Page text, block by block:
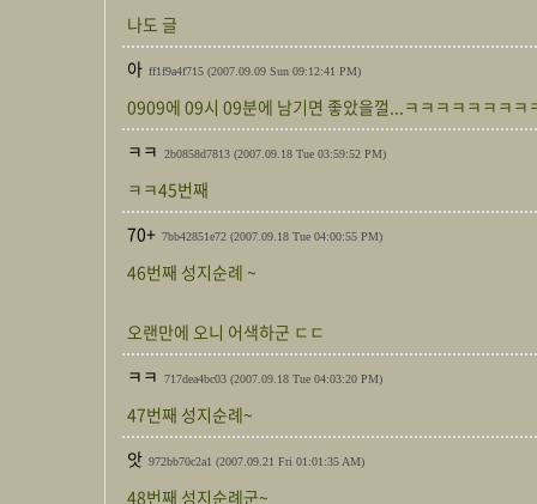
나도 글
아 ff1f9a4f715 (2007.09.09 Sun 09:12:41 PM)
0909에 09시 09분에 남기면 좋았을껄...ㅋㅋㅋㅋㅋㅋㅋㅋ
ㅋㅋ
2b0858d7813 (2007.09.18 Tue 03:59:52 PM)
ㅋㅋ45번째
70+ 7bb42851e72 (2007.09.18 Tue 04:00:55 PM)
46번째 성지순례 ~
오랜만에 오니 어색하군 ㄷㄷ
ㅋㅋ
717dea4bc03 (2007.09.18 Tue 04:03:20 PM)
47번째 성지순례~
앗 972bb70c2a1 (2007.09.21 Fri 01:01:35 AM)
48번째 성지순례군~